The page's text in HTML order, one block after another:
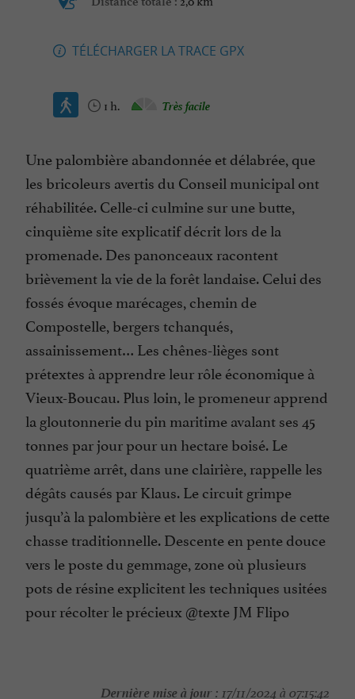
TÉLÉCHARGER LA TRACE GPX
1 h. Très facile
Une palombière abandonnée et délabrée, que
les bricoleurs avertis du Conseil municipal ont
réhabilitée. Celle-ci culmine sur une butte,
cinquième site explicatif décrit lors de la
promenade. Des panonceaux racontent
brièvement la vie de la forêt landaise. Celui des
fossés évoque marécages, chemin de
Compostelle, bergers tchanqués,
assainissement… Les chênes-lièges sont
prétextes à apprendre leur rôle économique à
Vieux-Boucau. Plus loin, le promeneur apprend
la gloutonnerie du pin maritime avalant ses 45
tonnes par jour pour un hectare boisé. Le
quatrième arrêt, dans une clairière, rappelle les
dégâts causés par Klaus. Le circuit grimpe
jusqu’à la palombière et les explications de cette
chasse traditionnelle. Descente en pente douce
vers le poste du gemmage, zone où plusieurs
pots de résine explicitent les techniques usitées
pour récolter le précieux @texte JM Flipo
Dernière mise à jour : 17/11/2024 à 07:15:42